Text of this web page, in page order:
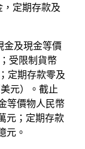
定期存款及
及現金等價
受限制貨幣
定期存款零及
元）。截止
等價物人民幣
元；定期存款
元。